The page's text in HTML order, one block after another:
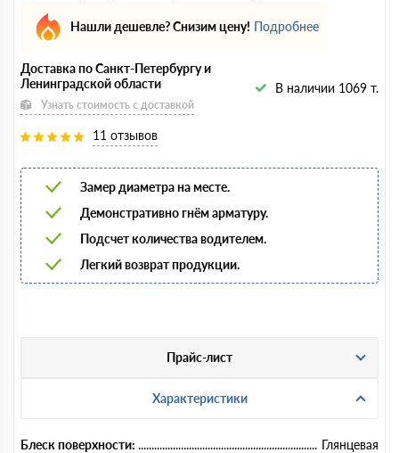
Нашли дешевле? Снизим цену! Подробнее
Доставка по Санкт-Петербургу и
Ленинградской области
Узнать стоимость с доставкой
В наличии 1069 т.
11 отзывов
Замер диаметра на месте.
Демонстративно гнём арматуру.
Подсчет количества водителем.
Легкий возврат продукции.
Прайс-лист
Характеристики
Блеск поверхности:
Глянцевая